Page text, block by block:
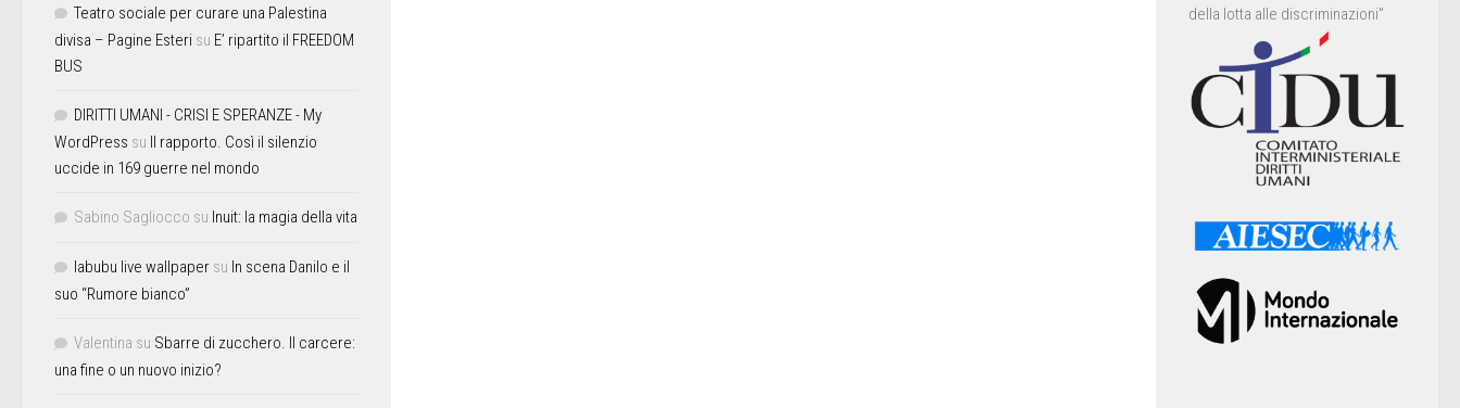
Teatro sociale per curare una Palestina
divisa – Pagine Esteri su E’ ripartito il FREEDOM
BUS
DIRITTI UMANI - CRISI E SPERANZE - My
WordPress su Il rapporto. Così il silenzio
uccide in 169 guerre nel mondo
Sabino Sagliocco su Inuit: la magia della vita
labubu live wallpaper su In scena Danilo e il
suo “Rumore bianco”
Valentina su Sbarre di zucchero. Il carcere:
una fine o un nuovo inizio?
della lotta alle discriminazioni”